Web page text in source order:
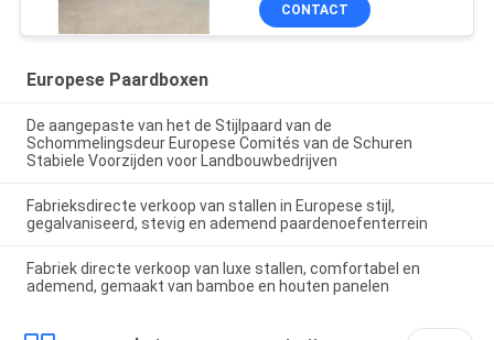
CONTACT
Europese Paardboxen
De aangepaste van het de Stijlpaard van de
Schommelingsdeur Europese Comités van de Schuren
Stabiele Voorzijden voor Landbouwbedrijven
Fabrieksdirecte verkoop van stallen in Europese stijl,
gegalvaniseerd, stevig en ademend paardenoefenterrein
Fabriek directe verkoop van luxe stallen, comfortabel en
ademend, gemaakt van bamboe en houten panelen